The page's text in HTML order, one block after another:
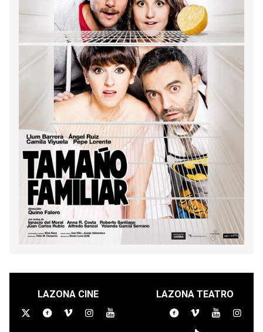
LAZONA CINE LAZONA TEATRO